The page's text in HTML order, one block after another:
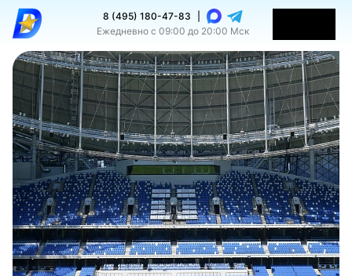
8 (495) 180-47-83
Ежедневно с 09:00 до 20:00 Мск